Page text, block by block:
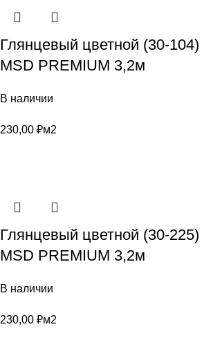
Глянцевый цветной (30-104)
MSD PREMIUM 3,2м
В наличии
230,00 ₽м2
Глянцевый цветной (30-225)
MSD PREMIUM 3,2м
В наличии
230,00 ₽м2